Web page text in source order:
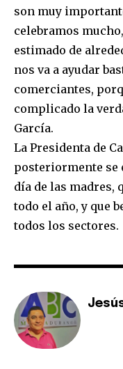
son muy
celebramos
estimado de
nos va a ayudar
comerciantes,
complicado la
García.
La Presidenta de
posteriormente se
día de las madres,
todo el año, y que
todos los sectores.